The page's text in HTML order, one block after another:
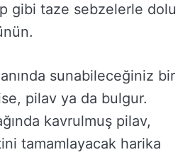
gibi taze sebzelerle dolu
sunabileceğiniz bir
pilav ya da bulgur.
kavrulmuş pilav,
tamamlayacak harika